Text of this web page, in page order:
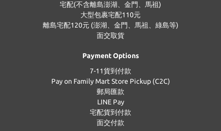
宅配(不含離島澎湖、金門、馬祖)
大型包裹宅配110元
離島宅配120元 (澎湖、金門、馬祖、綠島等)
面交取貨
Payment Options
7-11貨到付款
Pay on Family Mart Store Pickup (C2C)
郵局匯款
LINE Pay
宅配貨到付款
面交付款